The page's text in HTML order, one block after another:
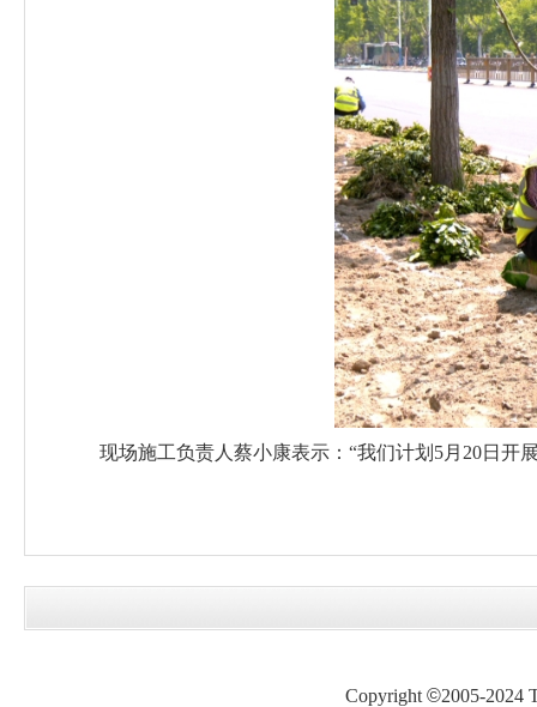
现场施工负责人蔡小康表示：“我们计划5月20日开
Copyright ©2005-2024